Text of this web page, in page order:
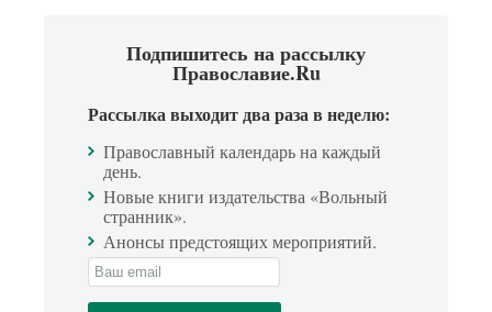
Подпишитесь на рассылку
Православие.Ru
Рассылка выходит два раза в неделю:
Православный календарь на каждый
день.
Новые книги издательства «Вольный
странник».
Анонсы предстоящих мероприятий.